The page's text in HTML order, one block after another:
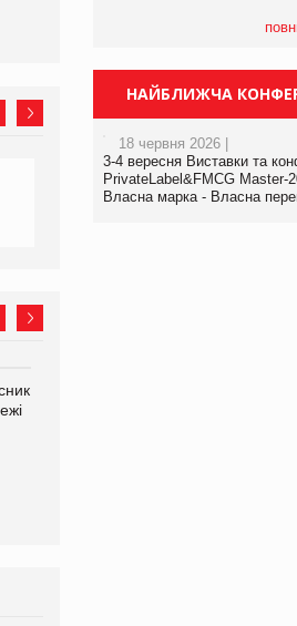
НАЙБЛИЖЧА
18 червня 2026 |
3-4 вересня Виставки та
PrivateLabel&FMCG Master-
Власна марка - Власна